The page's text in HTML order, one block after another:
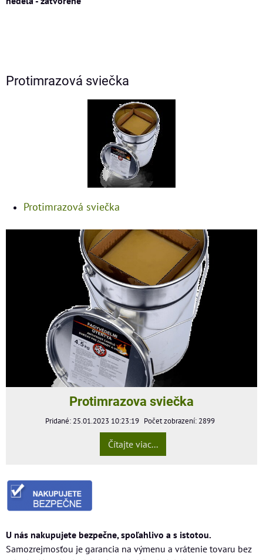
Protimrazová sviečka
Protimrazová sviečka
Protimrazova sviečka
Pridané: 25.01.2023 10:23:19 Počet zobrazení: 2899
Čítajte viac...
U nás nakupujete bezpečne, spoľahlivo a s istotou.
Samozrejmosťou je garancia na výmenu a vrátenie tovaru bez